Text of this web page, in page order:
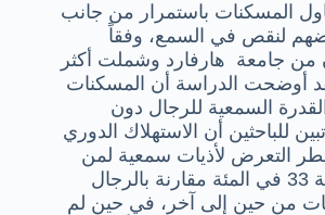
المسكنات باستمرار من جانب
لنقص في السمع، وفقاً
من جامعة هارفارد وشملت أكثر
فقد أوضحت الدراسة أن المسكنات
السمعية للرجال دون
للباحثين أن الاستهلاك الدوري
التعرض لأذيات سمعية لمن
هم دون الستين بنسبة 33 في المئة مقارنة بالرجال
من حين إلى آخر، في حين لم